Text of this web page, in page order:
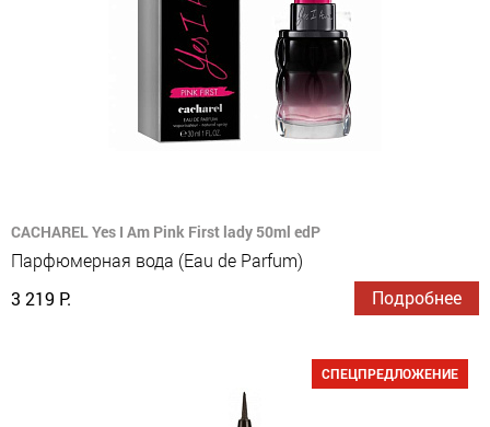
CACHAREL Yes I Am Pink First lady 50ml edP
Парфюмерная вода (Eau de Parfum)
3 219 Р.
Подробнее
СПЕЦПРЕДЛОЖЕНИЕ